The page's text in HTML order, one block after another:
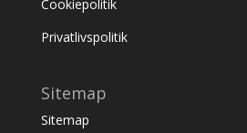
Cookiepolitik
Privatlivspolitik
Sitemap
Sitemap